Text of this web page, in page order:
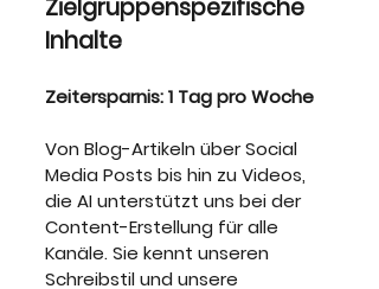
Zielgruppenspezifische
Inhalte
Zeitersparnis: 1 Tag pro Woche
Von Blog-Artikeln über Social
Media Posts bis hin zu Videos,
die AI unterstützt uns bei der
Content-Erstellung für alle
Kanäle. Sie kennt unseren
Schreibstil und unsere